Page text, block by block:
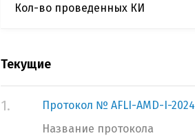
Кол-во проведенных КИ
Текущие
1.
Протокол № AFLI-AMD-I-2024
Название протокола